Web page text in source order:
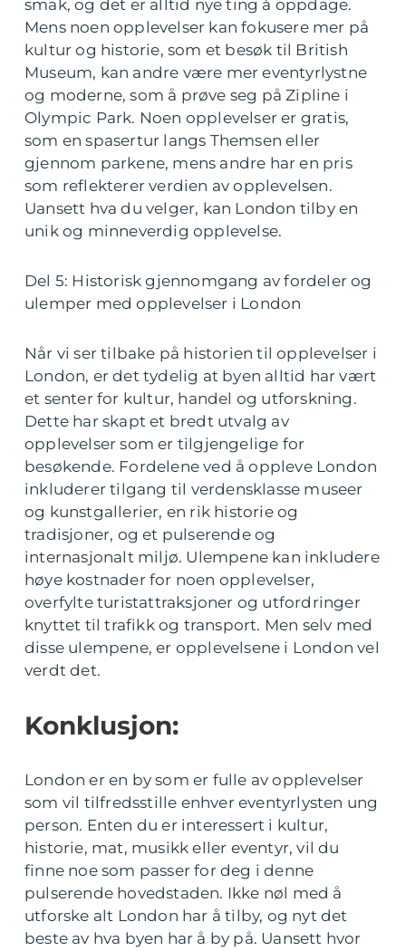
smak, og det er alltid nye ting å oppdage.
Mens noen opplevelser kan fokusere mer på
kultur og historie, som et besøk til British
Museum, kan andre være mer eventyrlystne
og moderne, som å prøve seg på Zipline i
Olympic Park. Noen opplevelser er gratis,
som en spasertur langs Themsen eller
gjennom parkene, mens andre har en pris
som reflekterer verdien av opplevelsen.
Uansett hva du velger, kan London tilby en
unik og minneverdig opplevelse.
Del 5: Historisk gjennomgang av fordeler og
ulemper med opplevelser i London
Når vi ser tilbake på historien til opplevelser i
London, er det tydelig at byen alltid har vært
et senter for kultur, handel og utforskning.
Dette har skapt et bredt utvalg av
opplevelser som er tilgjengelige for
besøkende. Fordelene ved å oppleve London
inkluderer tilgang til verdensklasse museer
og kunstgallerier, en rik historie og
tradisjoner, og et pulserende og
internasjonalt miljø. Ulempene kan inkludere
høye kostnader for noen opplevelser,
overfylte turistattraksjoner og utfordringer
knyttet til trafikk og transport. Men selv med
disse ulempene, er opplevelsene i London vel
verdt det.
Konklusjon:
London er en by som er fulle av opplevelser
som vil tilfredsstille enhver eventyrlysten ung
person. Enten du er interessert i kultur,
historie, mat, musikk eller eventyr, vil du
finne noe som passer for deg i denne
pulserende hovedstaden. Ikke nøl med å
utforske alt London har å tilby, og nyt det
beste av hva byen har å by på. Uansett hvor